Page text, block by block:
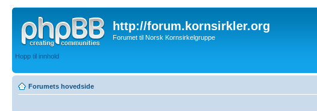
http://forum.kornsirkler.org
Forumet til Norsk Kornsirkelgruppe
Hopp til innhold
Forumets hovedside